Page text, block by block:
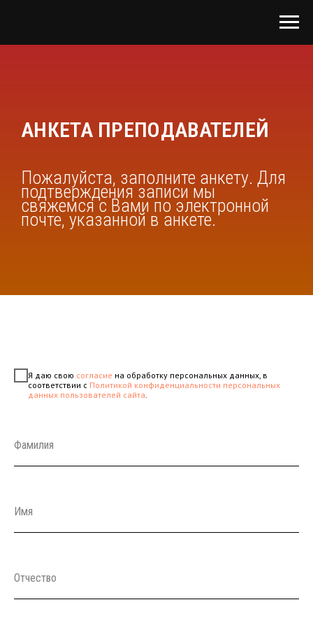
АНКЕТА ПРЕПОДАВАТЕЛЕЙ
Пожалуйста, заполните анкету. Для
подтверждения записи мы
свяжемся с Вами по электронной
почте, указанной в анкете.
Я даю свою согласие на обработку персональных данных, в
соответствии с Политикой конфиденциальности персональных
данных пользователей сайта.
Фамилия
Имя
Отчество